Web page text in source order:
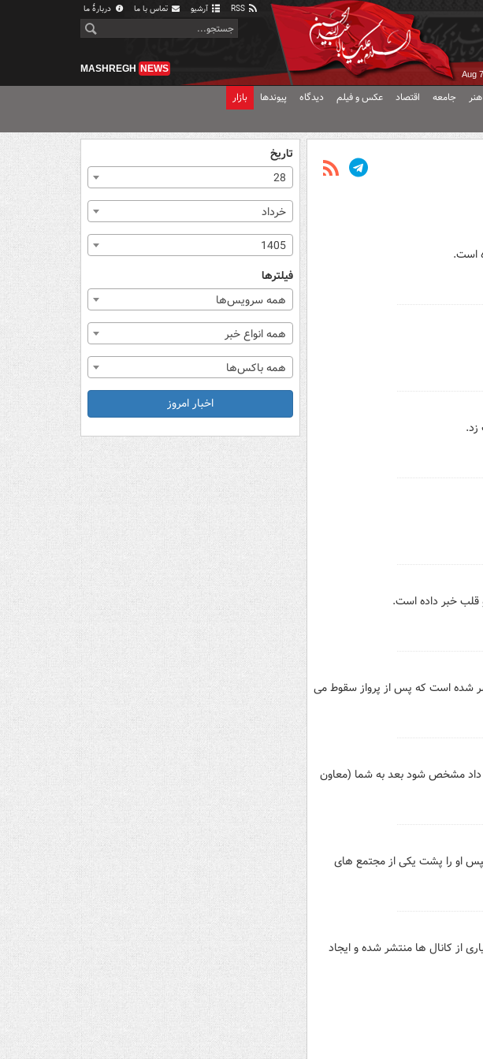
آرشیو تماس با ما دربارهٔ ما
Aug
MASHREGH NEWS
جامعه اقتصاد عکس و فیلم دیدگاه پیوندها بازار
است.
زد.
قلب خبر داده است.
شده است که پس از پرواز سقوط می
وزیر گزارش آن را داد مشخص شود بعد به شما (معاون
او را پشت یکی از مجتمع های
از کانال ها منتشر شده و ایجاد
تاریخ
28
خرداد
1405
فیلترها
همه سرویس‌ها
همه انواع خبر
همه باکس‌ها
اخبار امروز